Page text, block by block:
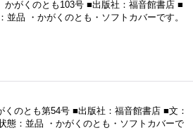
がくのとも103号 ■出版社：福音館書店 ■
品 ・かがくのとも・ソフトカバーです。
のとも第54号 ■出版社：福音館書店 ■文：
態：並品 ・かがくのとも・ソフトカバーで